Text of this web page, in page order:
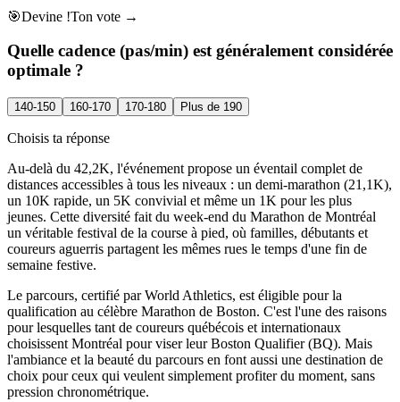
🎯Devine !Ton vote →
Quelle cadence (pas/min) est généralement considérée
optimale ?
140-150 160-170 170-180 Plus de 190
Choisis ta réponse
Au-delà du 42,2K, l'événement propose un éventail complet de
distances accessibles à tous les niveaux : un demi-marathon (21,1K),
un 10K rapide, un 5K convivial et même un 1K pour les plus
jeunes. Cette diversité fait du week-end du Marathon de Montréal
un véritable festival de la course à pied, où familles, débutants et
coureurs aguerris partagent les mêmes rues le temps d'une fin de
semaine festive.
Le parcours, certifié par World Athletics, est éligible pour la
qualification au célèbre Marathon de Boston. C'est l'une des raisons
pour lesquelles tant de coureurs québécois et internationaux
choisissent Montréal pour viser leur Boston Qualifier (BQ). Mais
l'ambiance et la beauté du parcours en font aussi une destination de
choix pour ceux qui veulent simplement profiter du moment, sans
pression chronométrique.